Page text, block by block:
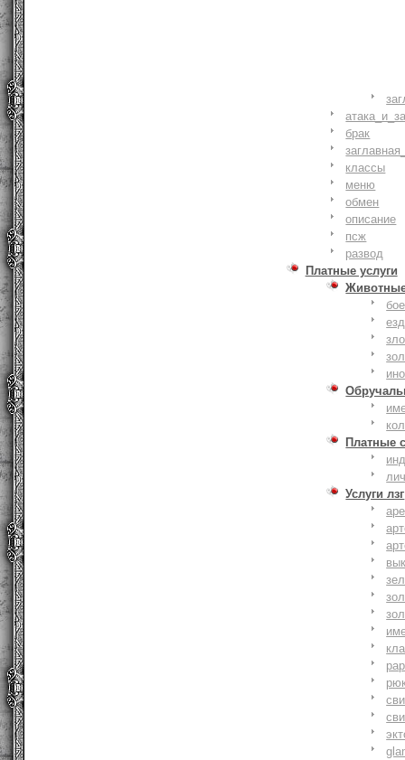
брак
классы
меню
обмен
описание
псж
развод
Платные услуги
Платные
Услуги лзг